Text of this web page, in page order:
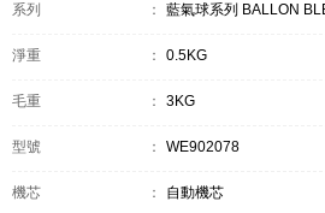
系列 ： 藍氣球系列 BALLON
淨重 ： 0.5KG
毛重 ： 3KG
型號 ： WE902078
機芯 ： 自動機芯